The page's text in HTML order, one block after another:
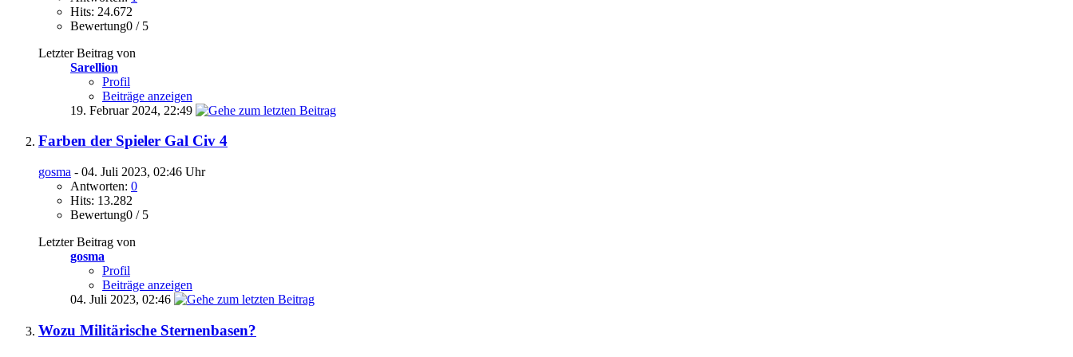
Hits: 24.672
Bewertung0 / 5
Letzter Beitrag von
Sarellion
Profil
Beiträge anzeigen
19. Februar 2024, 22:49
Farben der Spieler Gal Civ 4
gosma - 04. Juli 2023, 02:46 Uhr
Antworten: 0
Hits: 13.282
Bewertung0 / 5
Letzter Beitrag von
gosma
Profil
Beiträge anzeigen
04. Juli 2023, 02:46
Wozu Militärische Sternenbasen?